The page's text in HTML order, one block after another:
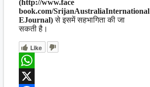
(http://www.face
book.com/SrijanAustraliaInternational
EJournal)से इसमें सहभागिता की जा
सकती है।
Like
WhatsApp